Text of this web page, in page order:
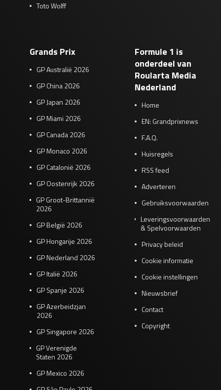
Toto Wolff
Grands Prix
GP Australië 2026
GP China 2026
GP Japan 2026
GP Miami 2026
GP Canada 2026
GP Monaco 2026
GP Catalonië 2026
GP Oostenrijk 2026
GP Groot-Brittannië
2026
GP België 2026
GP Hongarije 2026
GP Nederland 2026
GP Italië 2026
GP Spanje 2026
GP Azerbeidzjan
2026
GP Singapore 2026
GP Verenigde
Staten 2026
GP Mexico 2026
Formule 1 is
onderdeel van
Roularta Media
Nederland
Home
EN: Grandprixnews
F.A.Q.
Huisregels
RSS feed
Adverteren
Gebruiksvoorwaarden
Leveringsvoorwaarden
& Spelvoorwaarden
Privacy beleid
Cookie informatie
Cookie instellingen
Nieuwsbrief
Contact
Copyright